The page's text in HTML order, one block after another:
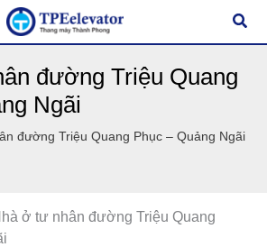
Tìm
đường Triệu Quang
Ngãi
đường Triệu Quang Phục – Quảng Ngãi
ở tư nhân đường Triệu Quang